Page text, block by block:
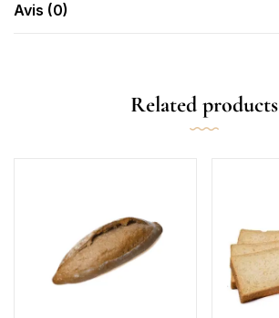
Avis (0)
Related products